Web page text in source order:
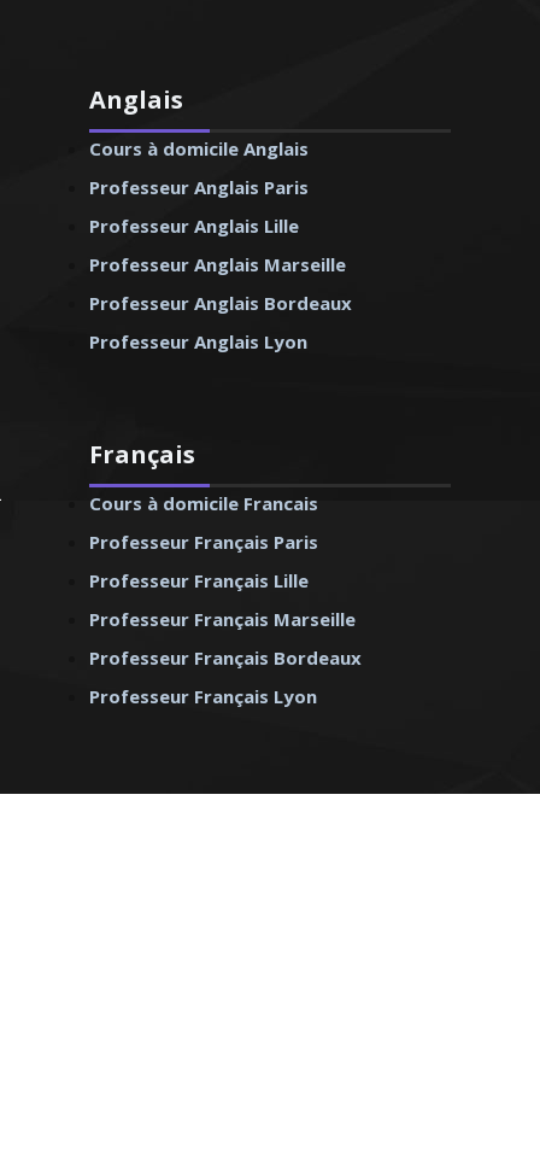
Anglais
Cours à domicile Anglais
Professeur Anglais Paris
Professeur Anglais Lille
Professeur Anglais Marseille
Professeur Anglais Bordeaux
Professeur Anglais Lyon
Français
Cours à domicile Francais
Professeur Français Paris
Professeur Français Lille
Professeur Français Marseille
Professeur Français Bordeaux
Professeur Français Lyon